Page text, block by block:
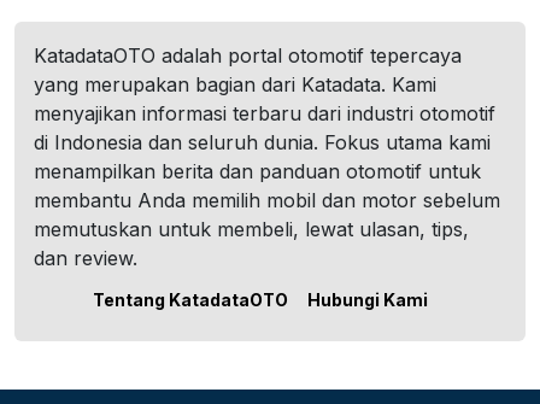
KatadataOTO adalah portal otomotif tepercaya
yang merupakan bagian dari Katadata. Kami
menyajikan informasi terbaru dari industri otomotif
di Indonesia dan seluruh dunia. Fokus utama kami
menampilkan berita dan panduan otomotif untuk
membantu Anda memilih mobil dan motor sebelum
memutuskan untuk membeli, lewat ulasan, tips,
dan review.
Tentang KatadataOTO Hubungi Kami